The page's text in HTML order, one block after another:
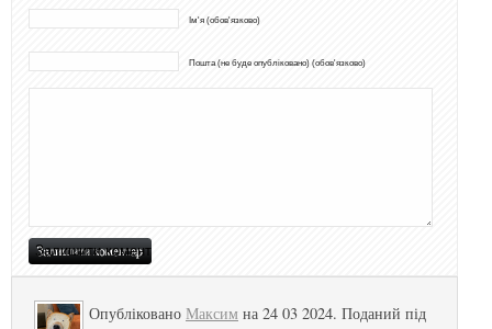
Ім'я (обов'язково)
Пошта (не буде опубліковано) (обов'язково)
Опубліковано Максим на 24 03 2024. Поданий під